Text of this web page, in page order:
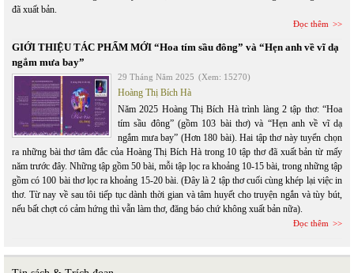
đã xuất bản.
Đọc thêm
GIỚI THIỆU TÁC PHẨM MỚI “Hoa tím sầu đông” và “Hẹn anh về vĩ dạ
ngắm mưa bay”
29 Tháng Năm 2025 (Xem: 15270)
Hoàng Thị Bích Hà
Năm 2025 Hoàng Thị Bích Hà trình làng 2 tập thơ: “Hoa
tím sầu đông” (gồm 103 bài thơ) và “Hẹn anh về vĩ dạ
ngắm mưa bay” (Hơn 180 bài). Hai tập thơ này tuyển chọn
ra những bài thơ tâm đắc của Hoàng Thị Bích Hà trong 10 tập thơ đã xuất bản từ mấy
năm trước đây. Những tập gồm 50 bài, mỗi tập lọc ra khoảng 10-15 bài, trong những tập
gồm có 100 bài thơ lọc ra khoảng 15-20 bài. (Đây là 2 tập thơ cuối cùng khép lại việc in
thơ. Từ nay về sau tôi tiếp tục dành thời gian và tâm huyết cho truyện ngắn và tùy bút,
nếu bất chợt có cảm hứng thì vẫn làm thơ, đăng báo chứ không xuất bản nữa).
Đọc thêm